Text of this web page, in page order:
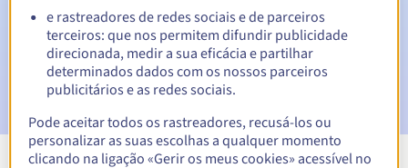
E-mail no dia da expiração para notificar a suspensão do
nome de domínio
E-mail após o Redemption Grace Periodpara notificar a
eliminação do nome de domínio
e rastreadores de redes sociais e de parceiros
terceiros: que nos permitem difundir publicidade
direcionada, medir a sua eficácia e partilhar
determinados dados com os nossos parceiros
publicitários e as redes sociais.
Pode aceitar todos os rastreadores, recusá-los ou
personalizar as suas escolhas a qualquer momento
clicando na ligação «Gerir os meus cookies» acessível no